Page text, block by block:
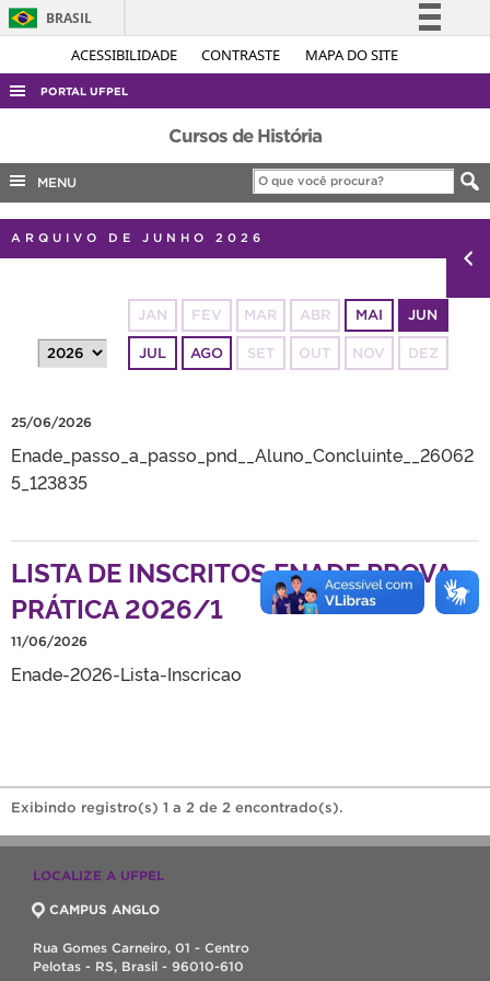
ACESSIBILIDADE CONTRASTE MAPA DO SITE
BRASIL
Simplifique!
Legislação
Canais
PORTAL UFPEL
ACESSO À INFORMAÇÃO
AUDITORIA
COBALTO
CONCURSOS
OUVIDORIA
TELEFONES
Cursos de História
MENU
ARQUIVO DE JUNHO 2026
JAN FEV MAR ABR MAI JUN
JUL AGO SET OUT NOV DEZ
25/06/2026
Enade_passo_a_passo_pnd__Aluno_Concluinte__26062
5_123835
LISTA DE INSCRITOS ENADE PROVA
PRÁTICA 2026/1
11/06/2026
Enade-2026-Lista-Inscricao
Exibindo registro(s) 1 a 2 de 2 encontrado(s).
LOCALIZE A UFPEL
CAMPUS ANGLO
Rua Gomes Carneiro, 01 - Centro
Pelotas - RS, Brasil - 96010-610